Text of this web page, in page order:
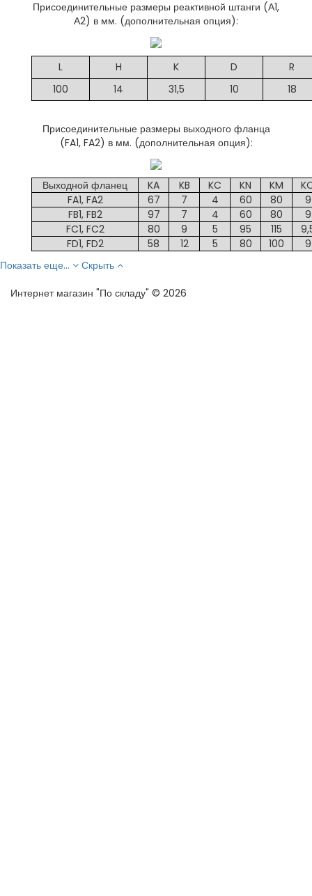
Присоединительные размеры реактивной штанги (А1,
А2) в мм. (дополнительная опция):
L H K D
R
100
14 31,5 10 18
Присоединительные размеры выходного фланца
(FA1, FA2) в мм. (дополнительная опция):
Выходной фланец KA KB KC KN KM
FA1, FA2
67 7 4 60 80
9
FB1, FB2
97 7 4 60 80
9
FC1, FC2
80 9 5 95 115
FD1, FD2
58 12 5 80 100
9
Показать еще...
Скрыть
Интернет магазин "По складу" © 2026